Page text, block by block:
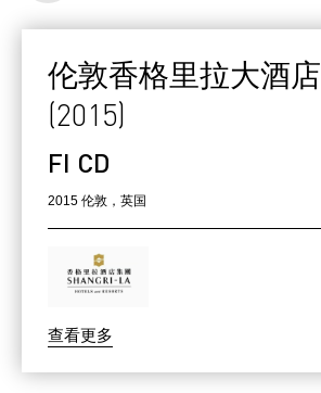
伦敦香格里拉大酒店
(2015)
FI CD
2015 伦敦，英国
查看更多